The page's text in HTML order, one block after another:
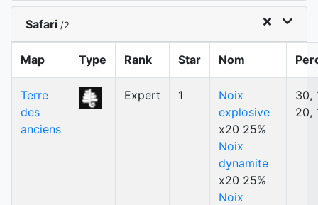
Safari /2
Map Type Rank Star Nom
Terre
des
anciens
Expert 1
Noix
explosive
x20 25%
Noix
dynamite
x20 25%
Noix
30,
20,